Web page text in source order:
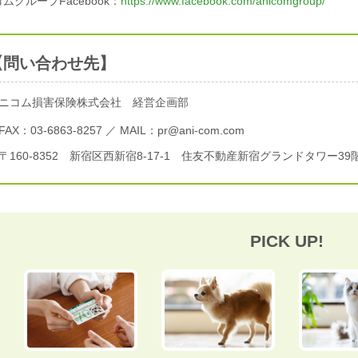
問い合わせ先】
コム損害保険株式会社 経営企画部
FAX：03-6863-8257 ／ MAIL：pr@ani-com.com
〒160-8352 新宿区西新宿8-17-1 住友不動産新宿グランドタワー39
PICK UP!